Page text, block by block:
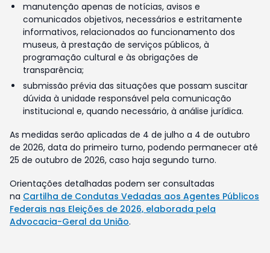
manutenção apenas de notícias, avisos e
comunicados objetivos, necessários e estritamente
informativos, relacionados ao funcionamento dos
museus, à prestação de serviços públicos, à
programação cultural e às obrigações de
transparência;
submissão prévia das situações que possam suscitar
dúvida à unidade responsável pela comunicação
institucional e, quando necessário, à análise jurídica.
As medidas serão aplicadas de 4 de julho a 4 de outubro
de 2026, data do primeiro turno, podendo permanecer até
25 de outubro de 2026, caso haja segundo turno.
Orientações detalhadas podem ser consultadas
na Cartilha de Condutas Vedadas aos Agentes Públicos
Federais nas Eleições de 2026, elaborada pela
Advocacia-Geral da União.